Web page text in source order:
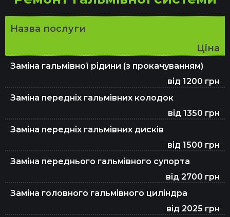
Назва послуги
Ціна
Заміна гальмівної рідини (з прокачуванням)
від 1200 грн
Заміна передніх гальмівних колодок
від 1350 грн
Заміна передніх гальмівних дисків
від 1500 грн
Заміна переднього гальмівного супорта
від 2700 грн
Заміна головного гальмівного циліндра
від 2025 грн